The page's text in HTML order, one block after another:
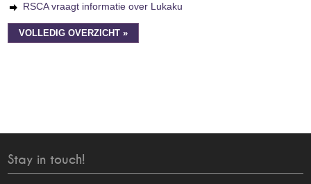
RSCA vraagt informatie over Lukaku
VOLLEDIG OVERZICHT »
Stay in touch!